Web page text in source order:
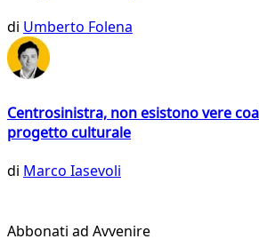
di Umberto Folena
Centrosinistra, non esistono vere
progetto culturale
di Marco Iasevoli
Abbonati ad Avvenire